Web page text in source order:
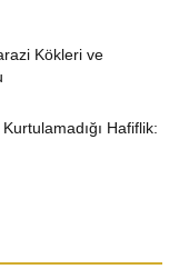
Kökleri ve
Hafiflik: